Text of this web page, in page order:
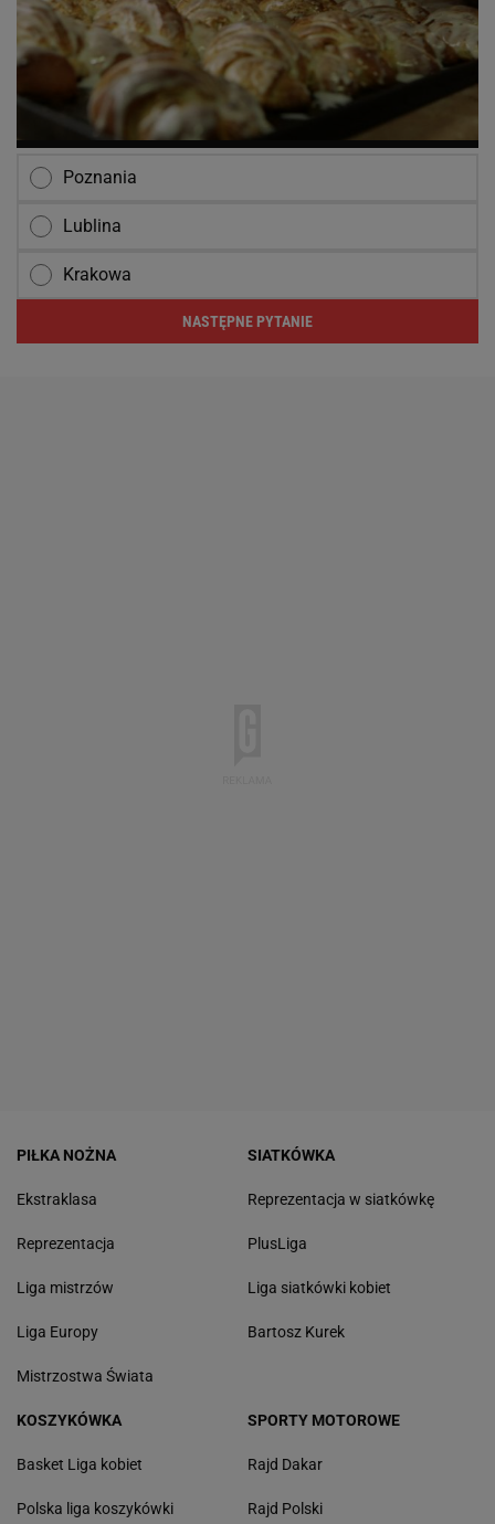
Poznania
Lublina
Krakowa
NASTĘPNE PYTANIE
PIŁKA NOŻNA
Ekstraklasa
Reprezentacja
Liga mistrzów
Liga Europy
Mistrzostwa Świata
SIATKÓWKA
Reprezentacja w siatkówkę
PlusLiga
Liga siatkówki kobiet
Bartosz Kurek
KOSZYKÓWKA
Basket Liga kobiet
Polska liga koszykówki
SPORTY MOTOROWE
Rajd Dakar
Rajd Polski